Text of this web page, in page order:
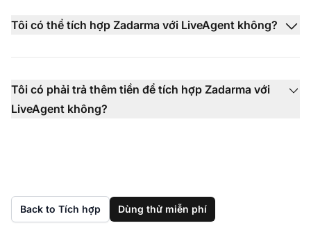
Tôi có thể tích hợp Zadarma với LiveAgent không?
Tôi có phải trả thêm tiền để tích hợp Zadarma với
LiveAgent không?
Back to Tích hợp Dùng thử miễn phí